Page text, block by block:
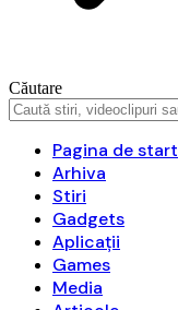
Căutare
Pagina de start
Arhiva
Stiri
Gadgets
Aplicații
Games
Media